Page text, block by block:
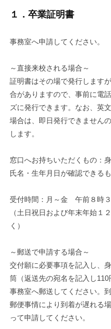
１．卒業証明書
事務室へ申請してください。
～直接来校される場合～
証明書はその場で発行します
合がありますので、事前に電
ズに発行できます。なお、英
場合は、即日発行できません
します。
窓口へお持ちいただくもの：
氏名・生年月日が確認できるも
受付時間：月～金 午前８時
（土日祝日および年末年始１
く）
～郵送で申請する場合～
交付願に必要事項を記入し、
筒（返送先の宛名を記入し110
事務室へ郵送してください。
郵便事情により到着が遅れる
って申請してください。